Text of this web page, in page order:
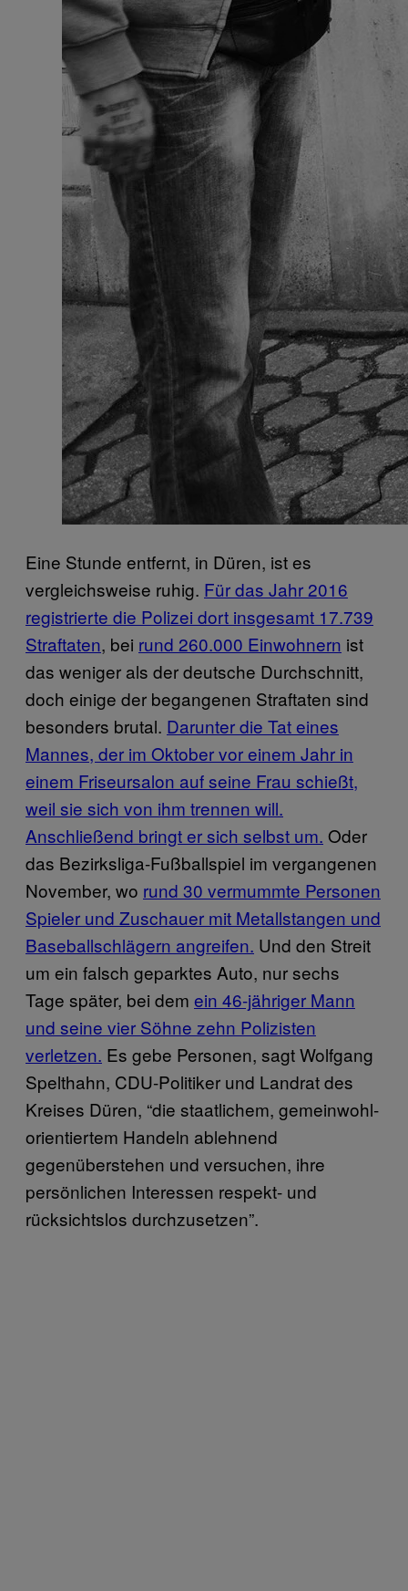
Eine Stunde entfernt, in Düren, ist es
vergleichsweise ruhig. Für das Jahr 2016
registrierte die Polizei dort insgesamt 17.739
Straftaten, bei rund 260.000 Einwohnern ist
das weniger als der deutsche Durchschnitt,
doch einige der begangenen Straftaten sind
besonders brutal. Darunter die Tat eines
Mannes, der im Oktober vor einem Jahr in
einem Friseursalon auf seine Frau schießt,
weil sie sich von ihm trennen will.
Anschließend bringt er sich selbst um. Oder
das Bezirksliga-Fußballspiel im vergangenen
November, wo rund 30 vermummte Personen
Spieler und Zuschauer mit Metallstangen und
Baseballschlägern angreifen. Und den Streit
um ein falsch geparktes Auto, nur sechs
Tage später, bei dem ein 46-jähriger Mann
und seine vier Söhne zehn Polizisten
verletzen. Es gebe Personen, sagt Wolfgang
Spelthahn, CDU-Politiker und Landrat des
Kreises Düren, “die staatlichem, gemeinwohl-
orientiertem Handeln ablehnend
gegenüberstehen und versuchen, ihre
persönlichen Interessen respekt- und
rücksichtslos durchzusetzen”.